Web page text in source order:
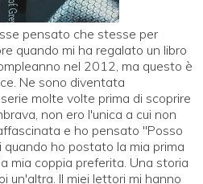
pensato che stesse per
quando mi ha regalato un libro
nel 2012, ma questo è
Ne sono diventata
molte volte prima di scoprire
non ero l'unica a cui non
e ho pensato "Posso
quando ho postato la mia prima
mia coppia preferita. Una storia
un'altra. Il miei lettori mi hanno